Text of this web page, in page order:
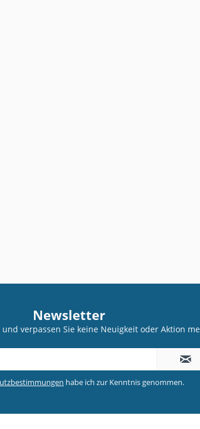
Newsletter
verpassen Sie keine Neuigkeit oder Aktion
habe ich zur Kenntnis genommen.